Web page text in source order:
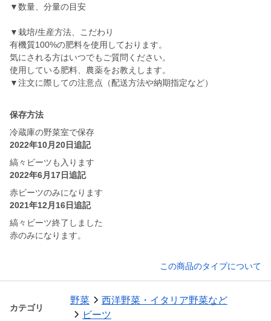
▼数量、分量の目安
▼栽培/生産方法、こだわり
有機質100%の肥料を使用しております。
気にされる方はいつでもご質問ください。
使用している肥料、農薬をお教えします。
▼注文に際しての注意点（配送方法や納期指定など）
保存方法
冷蔵庫の野菜室で保存
2022年10月20日追記
縞々ビーツも入ります
2022年6月17日追記
赤ビーツのみになります
2021年12月16日追記
縞々ビーツ終了しました
赤のみになります。
この商品のタイプについて
カテゴリ
野菜
西洋野菜・イタリア野菜など
ビーツ